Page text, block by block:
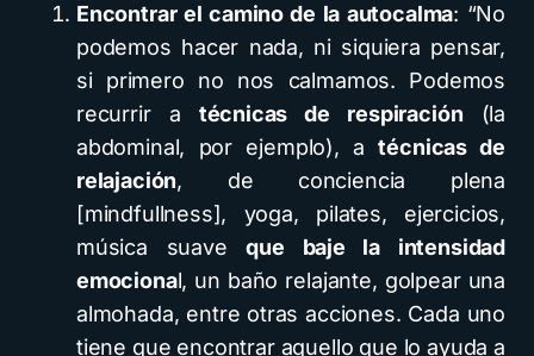
Encontrar el camino de la autocalma: “No
podemos hacer nada, ni siquiera pensar,
si primero no nos calmamos. Podemos
recurrir a técnicas de respiración (la
abdominal, por ejemplo), atécnicas de
relajación, de conciencia plena
[mindfullness], yoga, pilates, ejercicios,
música suaveque baje la intensidad
emocional, un baño relajante, golpear una
almohada, entre otras acciones. Cada uno
tiene que encontrar aquello que lo ayuda a